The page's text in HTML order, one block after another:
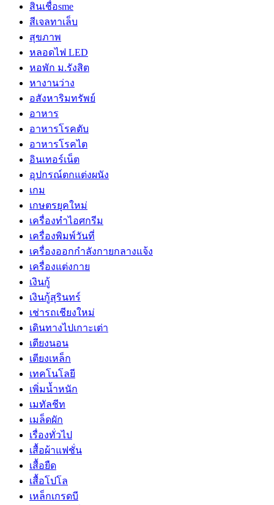
สินเชื่อsme
สีเจลทาเล็บ
สุขภาพ
หลอดไฟ LED
หอพัก ม.รังสิต
หางานว่าง
อสังหาริมทรัพย์
อาหาร
อาหารโรคตับ
อาหารโรคไต
อินเทอร์เน็ต
อุปกรณ์ตกแต่งผนัง
เกม
เกษตรยุคใหม่
เครื่องทำไอศกรีม
เครื่องพิมพ์วันที่
เครื่องออกกำลังกายกลางแจ้ง
เครื่องแต่งกาย
เงินกู้
เงินกู้สุรินทร์
เช่ารถเชียงใหม่
เดินทางไปเกาะเต่า
เตียงนอน
เตียงเหล็ก
เทคโนโลยี
เพิ่มน้ำหนัก
เมทัลชีท
เมล็ดผัก
เรื่องทั่วไป
เสื้อผ้าแฟชั่น
เสื้อยืด
เสื้อโปโล
เหล็กเกรดบี